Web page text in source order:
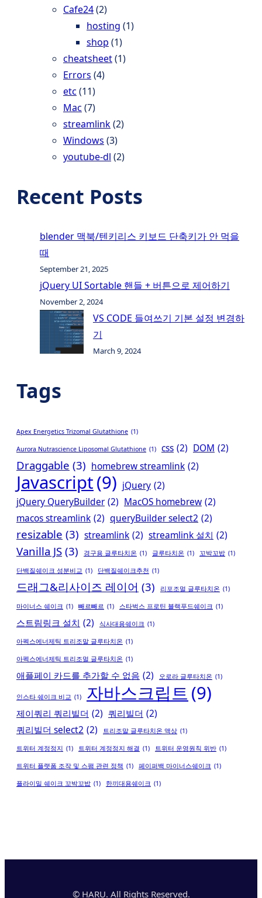
Cafe24(2)
hosting (1)
shop (1)
cheatsheet(1)
Errors (4)
etc (11)
Mac (7)
streamlink(2)
Windows (3)
youtube-dl (2)
Recent Posts
blender 맥북/텐키리스 키보드 단축키가 안 먹을
때
September 21, 2025
jQuery UI Sortable 핸들 + 버튼으로 제어하기
November 2, 2024
VS CODE 들여쓰기 기본 설정 변경하
기
March 9, 2024
Tags
Apex Energetics Trizomal Glutathione (1)
Aurora Nutrascience Liposomal Glutathione (1) css (2) DOM (2)
Draggable (3) homebrew streamlink (2)
Javascript(9) jQuery (2)
jQuery QueryBuilder (2) MacOS homebrew (2)
macos streamlink (2) queryBuilder select2 (2)
resizable (3) streamlink (2) streamlink 설치 (2)
Vanilla JS (3) 경구용 글루타치온 (1) 글루타치온 (1) 꼬박꼬밥 (1)
단백질쉐이크 성분비교 (1) 단백질쉐이크추천 (1)
드래그&리사이즈 레이어 (3) 리포조멀 글루타치온 (1)
마이너스 쉐이크 (1) 빼르빼르 (1) 스타벅스 프로틴 블랙푸드쉐이크 (1)
스트림링크 설치 (2) 식사대용쉐이크 (1)
아펙스에너제틱 트리조말 글루타치온 (1)
아펙스에너제틱 트리조멀 글루타치온 (1)
애플페이 카드를 추가할 수 없음 (2) 오로라 글루타치온 (1)
인스타 쉐이크 비교 (1) 자바스크립트 (9)
제이쿼리 쿼리빌더 (2) 쿼리빌더 (2)
쿼리빌더 select2 (2) 트리조말 글루타치온 액상 (1)
트위터 계정정지 (1) 트위터 계정정지 해결 (1) 트위터 운영원칙 위반 (1)
트위터 플랫폼 조작 및 스팸 관련 정책 (1) 페이퍼백 마이너스쉐이크 (1)
플라이밀 쉐이크 꼬박꼬밥 (1) 한끼대용쉐이크 (1)
© HARU. All Rights Reserved.